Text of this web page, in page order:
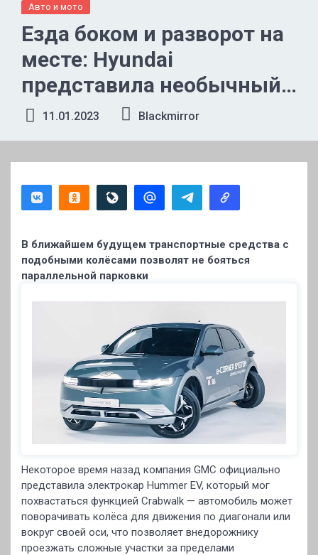
Авто и мото
Езда боком и разворот на
месте: Hyundai
представила необычный
концепт колёсной базы
11.01.2023 Blackmirror
В ближайшем будущем транспортные средства с
подобными колёсами позволят не бояться
параллельной парковки
Некоторое время назад компания GMC официально
представила электрокар Hummer EV, который мог
похвастаться функцией Crabwalk — автомобиль может
поворачивать колёса для движения по диагонали или
вокруг своей оси, что позволяет внедорожнику
проезжать сложные участки за пределами